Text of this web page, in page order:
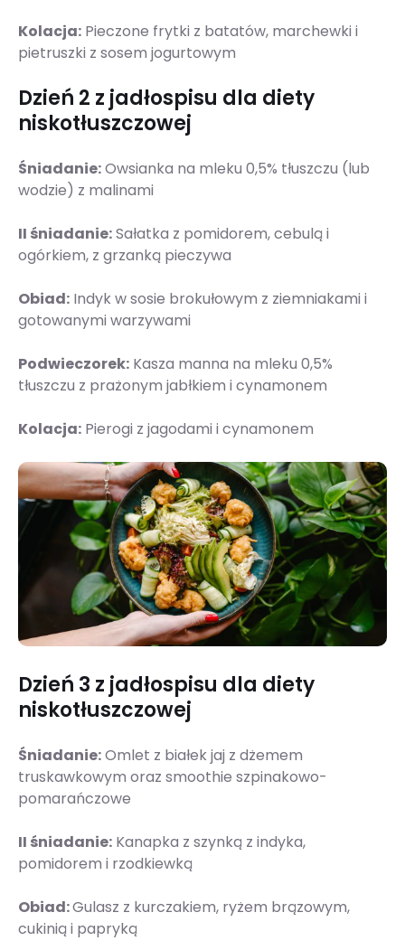
Kolacja: Pieczone frytki z batatów, marchewki i
pietruszki z sosem jogurtowym
Dzień 2 z jadłospisu dla diety
niskotłuszczowej
Śniadanie:Owsianka na mleku 0,5% tłuszczu (lub
wodzie) z malinami
II śniadanie:Sałatka z pomidorem, cebulą i
ogórkiem, z grzanką pieczywa
Obiad: Indyk w sosie brokułowym z ziemniakami i
gotowanymi warzywami
Podwieczorek: Kasza manna na mleku 0,5%
tłuszczu z prażonym jabłkiem i cynamonem
Kolacja: Pierogi z jagodami i cynamonem
Dzień 3 z jadłospisu dla diety
niskotłuszczowej
Śniadanie:Omlet z białek jaj z dżemem
truskawkowym oraz smoothie szpinakowo-
pomarańczowe
II śniadanie: Kanapka z szynką z indyka,
pomidorem i rzodkiewką
Obiad:Gulasz z kurczakiem, ryżem brązowym,
cukinią i papryką